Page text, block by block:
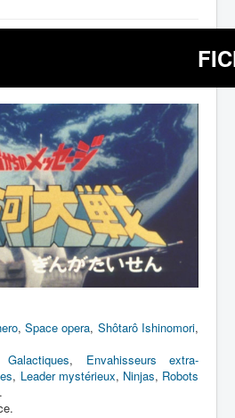
,Space opera, Shôtarô Ishinomori,
, Envahisseurs extra-
, Leader mystérieux, Ninjas, Robots
.